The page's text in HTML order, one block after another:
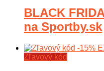
BLACK
na Sportby.sk
Zľavový kód